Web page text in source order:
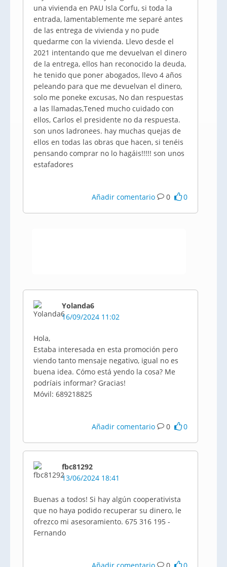
una vivienda en PAU Isla Corfu, si toda la
entrada, lamentablemente me separé antes
de las entrega de vivienda y no pude
quedarme con la vivienda. Llevo desde el
2021 intentando que me devuelvan el dinero
de la entrega, ellos han reconocido la deuda,
he tenido que poner abogados, llevo 4 años
peleando para que me devuelvan el dinero,
solo me poneke excusas, No dan respuestas
a las llamadas,Tened mucho cuidado con
ellos, Carlos el presidente no da respuesta.
son unos ladronees. hay muchas quejas de
ellos en todas las obras que hacen, si tenéis
pensando comprar no lo hagáis!!!!! son unos
estafadores
Añadir comentario 0 0
Yolanda6
16/09/2024 11:02
Hola,
Estaba interesada en esta promoción pero
viendo tanto mensaje negativo, igual no es
buena idea. Cómo está yendo la cosa? Me
podríais informar? Gracias!
Móvil: 689218825
Añadir comentario 0 0
fbc81292
13/06/2024 18:41
Buenas a todos! Si hay algún cooperativista
que no haya podido recuperar su dinero, le
ofrezco mi asesoramiento. 675 316 195 -
Fernando